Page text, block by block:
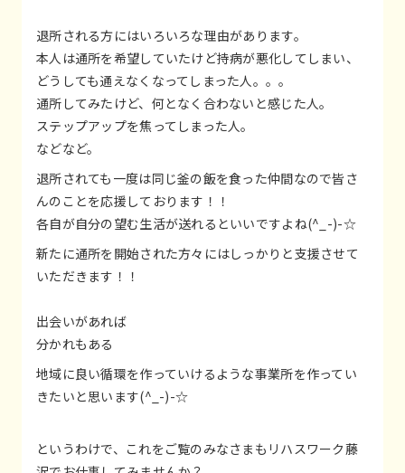
退所される方にはいろいろな理由があります。
本人は通所を希望していたけど持病が悪化してしまい、
どうしても通えなくなってしまった人。。。
通所してみたけど、何となく合わないと感じた人。
ステップアップを焦ってしまった人。
などなど。
退所されても一度は同じ釜の飯を食った仲間なので皆さ
んのことを応援しております！！
各自が自分の望む生活が送れるといいですよね(^_-)-☆
新たに通所を開始された方々にはしっかりと支援させて
いただきます！！
出会いがあれば
分かれもある
地域に良い循環を作っていけるような事業所を作ってい
きたいと思います(^_-)-☆
というわけで、これをご覧のみなさまもリハスワーク藤